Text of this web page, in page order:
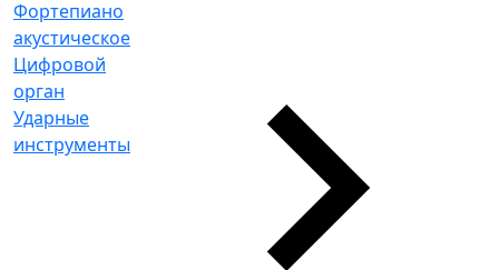
Фортепиано
акустическое
Цифровой
орган
Ударные
инструменты